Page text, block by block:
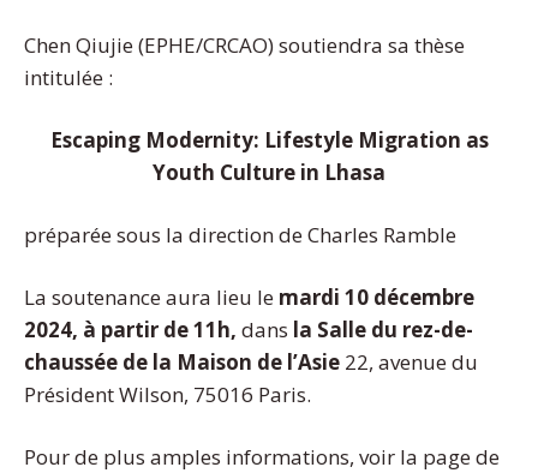
Chen Qiujie (EPHE/CRCAO) soutiendra sa thèse
intitulée :
Escaping Modernity: Lifestyle Migration as
Youth Culture in Lhasa
préparée sous la direction de Charles Ramble
La soutenance aura lieu le mardi 10 décembre
2024, à partir de 11h, dans la Salle du rez-de-
chaussée de la Maison de l’Asie 22, avenue du
Président Wilson, 75016 Paris.
Pour de plus amples informations, voir la page de